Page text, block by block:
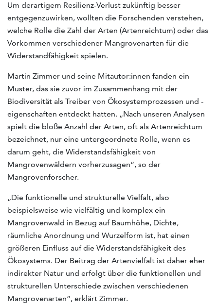
Um derartigem Resilienz-Verlust zukünftig besser
entgegenzuwirken, wollten die Forschenden verstehen,
welche Rolle die Zahl der Arten (Artenreichtum) oder das
Vorkommen verschiedener Mangrovenarten für die
Widerstandfähigkeit spielen.
Martin Zimmer und seine Mitautor:innen fanden ein
Muster, das sie zuvor im Zusammenhang mit der
Biodiversität als Treiber von Ökosystemprozessen und -
eigenschaften entdeckt hatten. „Nach unseren Analysen
spielt die bloße Anzahl der Arten, oft als Artenreichtum
bezeichnet, nur eine untergeordnete Rolle, wenn es
darum geht, die Widerstandsfähigkeit von
Mangrovenwäldern vorherzusagen“, so der
Mangrovenforscher.
„Die funktionelle und strukturelle Vielfalt, also
beispielsweise wie vielfältig und komplex ein
Mangrovenwald in Bezug auf Baumhöhe, Dichte,
räumliche Anordnung und Wurzelform ist, hat einen
größeren Einfluss auf die Widerstandsfähigkeit des
Ökosystems. Der Beitrag der Artenvielfalt ist daher eher
indirekter Natur und erfolgt über die funktionellen und
strukturellen Unterschiede zwischen verschiedenen
Mangrovenarten“, erklärt Zimmer.